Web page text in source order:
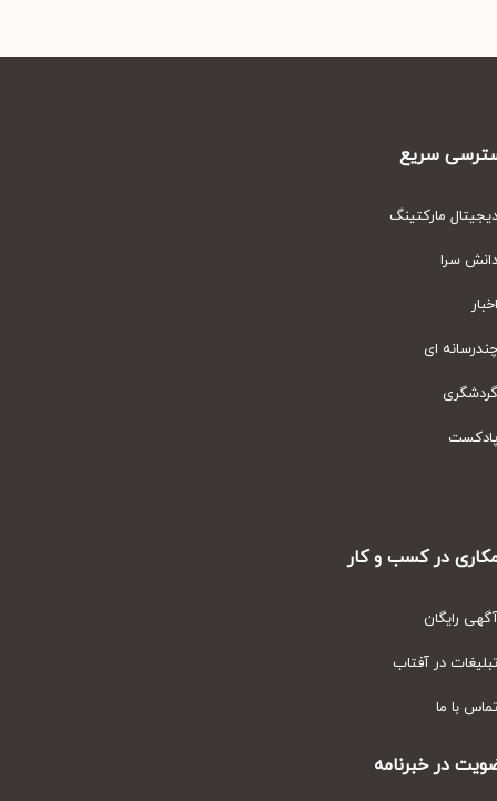
سریع
مارکتینگ
سرا
ای
در کسب و کار
رایگان
در آفتاب
با ما
در خبرنامه